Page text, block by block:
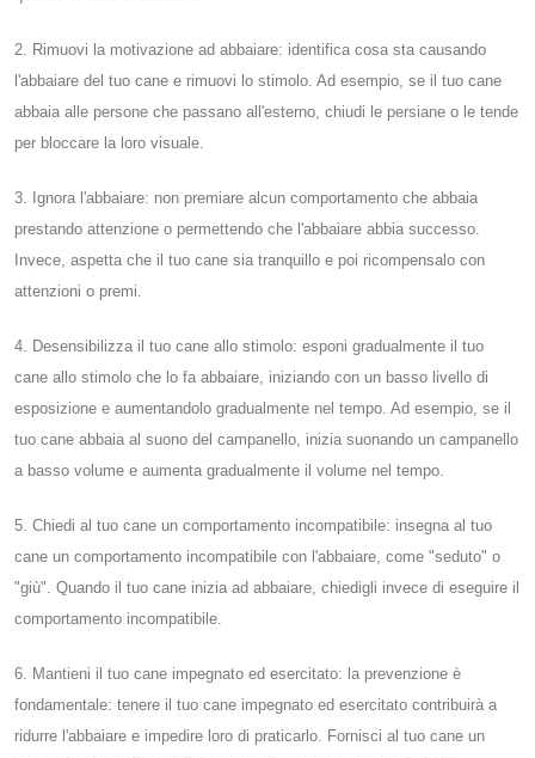
2. Rimuovi la motivazione ad abbaiare: identifica cosa sta causando
l'abbaiare del tuo cane e rimuovi lo stimolo. Ad esempio, se il tuo cane
abbaia alle persone che passano all'esterno, chiudi le persiane o le tende
per bloccare la loro visuale.
3. Ignora l'abbaiare: non premiare alcun comportamento che abbaia
prestando attenzione o permettendo che l'abbaiare abbia successo.
Invece, aspetta che il tuo cane sia tranquillo e poi ricompensalo con
attenzioni o premi.
4. Desensibilizza il tuo cane allo stimolo: esponi gradualmente il tuo
cane allo stimolo che lo fa abbaiare, iniziando con un basso livello di
esposizione e aumentandolo gradualmente nel tempo. Ad esempio, se il
tuo cane abbaia al suono del campanello, inizia suonando un campanello
a basso volume e aumenta gradualmente il volume nel tempo.
5. Chiedi al tuo cane un comportamento incompatibile: insegna al tuo
cane un comportamento incompatibile con l'abbaiare, come "seduto" o
"giù". Quando il tuo cane inizia ad abbaiare, chiedigli invece di eseguire il
comportamento incompatibile.
6. Mantieni il tuo cane impegnato ed esercitato: la prevenzione è
fondamentale: tenere il tuo cane impegnato ed esercitato contribuirà a
ridurre l'abbaiare e impedire loro di praticarlo. Fornisci al tuo cane un